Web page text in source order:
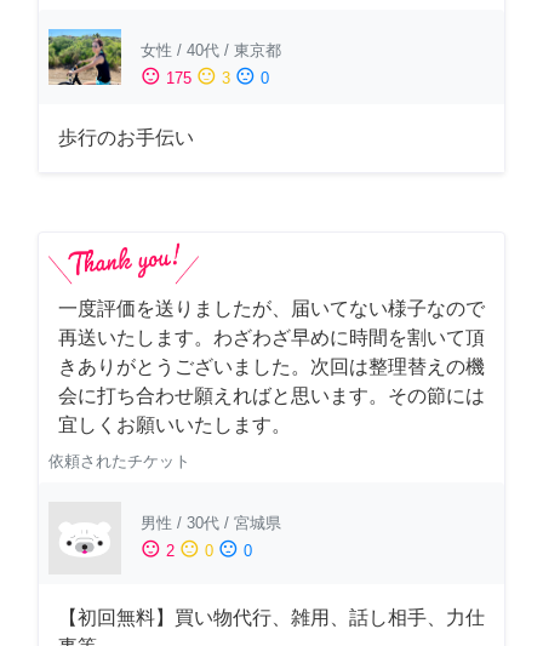
女性 / 40代 / 東京都
sentiment_satisfied 175 sentiment_neutral 3 sentiment_dissatisfied 0
歩行のお手伝い
一度評価を送りましたが、届いてない様子なので
再送いたします。わざわざ早めに時間を割いて頂
きありがとうございました。次回は整理替えの機
会に打ち合わせ願えればと思います。その節には
宜しくお願いいたします。
依頼されたチケット
男性 / 30代 / 宮城県
sentiment_satisfied 2 sentiment_neutral 0 sentiment_dissatisfied 0
【初回無料】買い物代行、雑用、話し相手、力仕